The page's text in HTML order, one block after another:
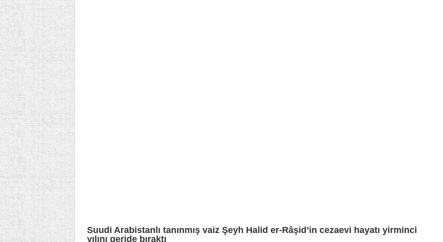
Suudi Arabistanlı tanınmış vaiz Şeyh Halid er-Râşid’in cezaevi hayatı yirminci
yılını geride bıraktı